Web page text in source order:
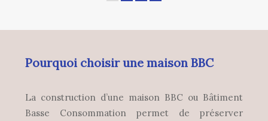
Pourquoi choisir une maison BBC
La construction d’une maison BBC ou Bâtiment
Basse Consommation permet de préserver